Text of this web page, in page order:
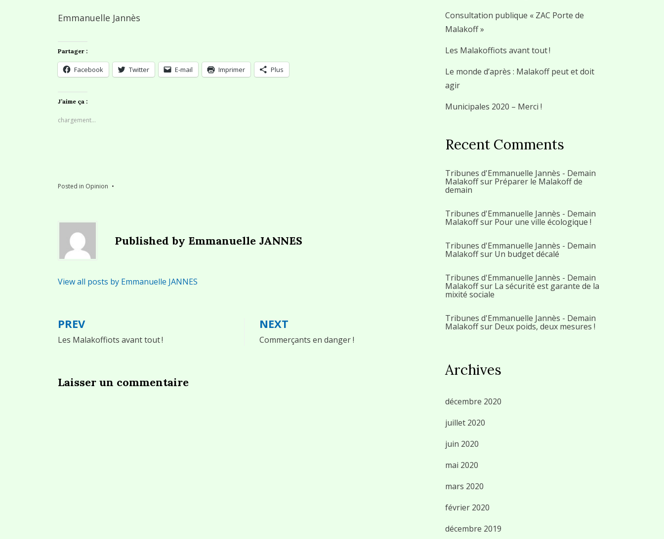
Emmanuelle Jannès
Partager :
Facebook Twitter E-mail Imprimer Plus
J’aime ça :
chargement…
Posted in Opinion
Published by Emmanuelle JANNES
View all posts by Emmanuelle JANNES
Navigation
de
PREV
Les Malakoffiots avant tout !
NEXT
Commerçants en danger !
Laisser un commentaire
Consultation publique « ZAC Porte de
Malakoff »
Les Malakoffiots avant tout !
Le monde d’après : Malakoff peut et doit
agir
Municipales 2020 – Merci !
Recent Comments
Tribunes d'Emmanuelle Jannès - Demain
Malakoffsur Préparer le Malakoff de
demain
Tribunes d'Emmanuelle Jannès - Demain
Malakoffsur Pour une ville écologique !
Tribunes d'Emmanuelle Jannès - Demain
Malakoffsur Un budget décalé
Tribunes d'Emmanuelle Jannès - Demain
Malakoffsur La sécurité est garante de la
mixité sociale
Tribunes d'Emmanuelle Jannès - Demain
Malakoffsur Deux poids, deux mesures !
Archives
décembre 2020
juillet 2020
juin 2020
mai 2020
mars 2020
février 2020
décembre 2019